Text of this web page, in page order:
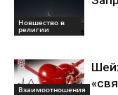
Новшество в
религии
Взаимоотношения